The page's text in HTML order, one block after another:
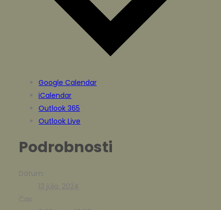
Google Calendar
iCalendar
Outlook 365
Outlook Live
Podrobnosti